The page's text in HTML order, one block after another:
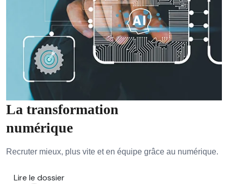
La transformation
numérique
Recruter mieux, plus vite et en équipe grâce au numérique.
Lire le dossier